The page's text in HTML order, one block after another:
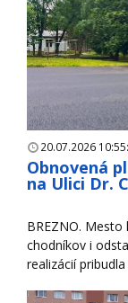
20.07.2026
Obnovená
na Ulici Dr.
BREZNO.
chodníkov i
realizácií